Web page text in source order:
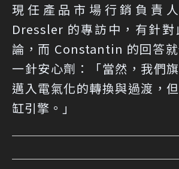
現任產品市場行銷負責
Dressler 的專訪中，有針
論，而 Constantin 的回答
一針安心劑：「當然，我們
邁入電氣化的轉換與過渡，
缸引擎。」